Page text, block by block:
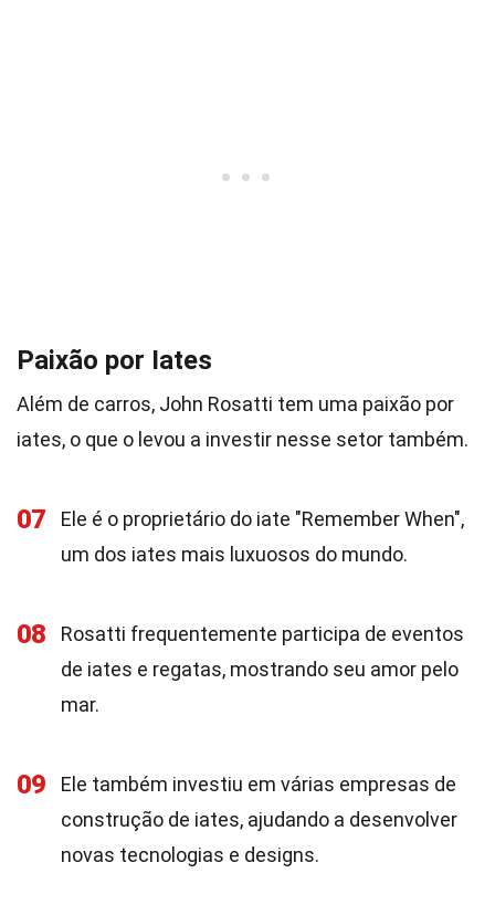
Paixão por Iates
Além de carros, John Rosatti tem uma paixão por
iates, o que o levou a investir nesse setor também.
07
Ele é o proprietário do iate "Remember When",
um dos iates mais luxuosos do mundo.
08
Rosatti frequentemente participa de eventos
de iates e regatas, mostrando seu amor pelo
mar.
09
Ele também investiu em várias empresas de
construção de iates, ajudando a desenvolver
novas tecnologias e designs.